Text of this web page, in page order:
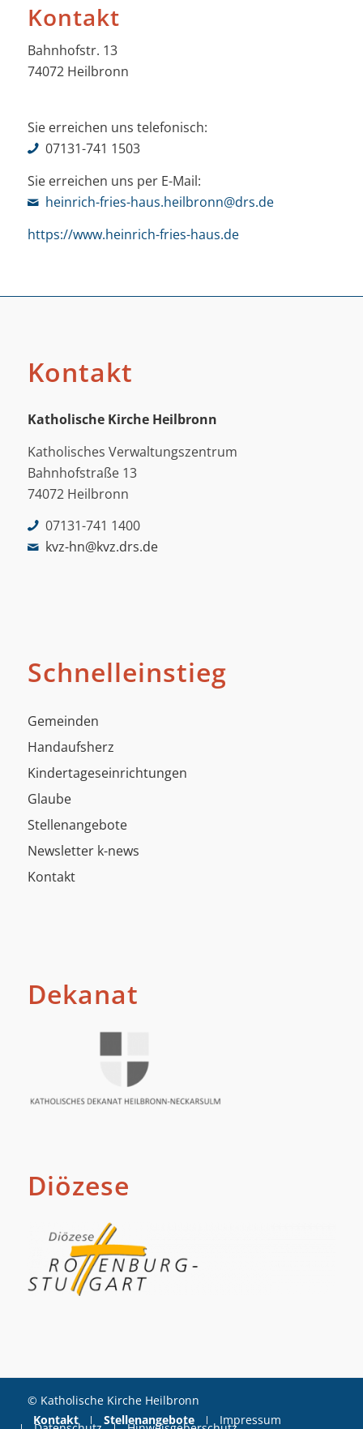
Kontakt
Bahnhofstr. 13
74072 Heilbronn
Sie erreichen uns telefonisch:
07131-741 1503
Sie erreichen uns per E-Mail:
heinrich-fries-haus.heilbronn@drs.de
https://www.heinrich-fries-haus.de
Kontakt
Katholische Kirche Heilbronn
Katholisches Verwaltungszentrum
Bahnhofstraße 13
74072 Heilbronn
07131-741 1400
kvz-hn@kvz.drs.de
Schnelleinstieg
Gemeinden
Handaufsherz
Kindertageseinrichtungen
Glaube
Stellenangebote
Newsletter k-news
Kontakt
Dekanat
Diözese
© Katholische Kirche Heilbronn
Kontakt
Stellenangebote Impressum